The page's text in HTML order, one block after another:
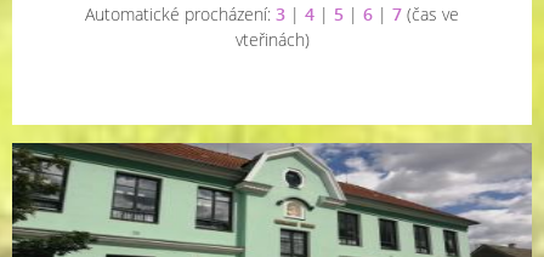
Automatické procházení: 3 | 4 | 5 | 6 | 7 (čas ve
vteřinách)